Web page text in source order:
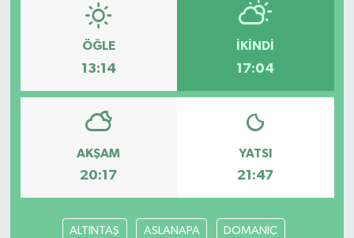
ÖĞLE
13:14
İKINDI
17:04
AKŞAM
20:17
YATSI
21:47
ALTINTAŞ ASLANAPA DOMANİÇ